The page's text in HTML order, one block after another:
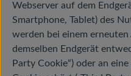
Webserver auf dem
Smartphone, Tablet) des
werden bei einem
demselben Endgerät
Party Cookie“) oder an